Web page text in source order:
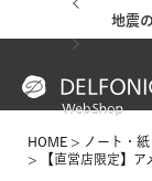
地震
HOME
ノート・
【直営店限定】